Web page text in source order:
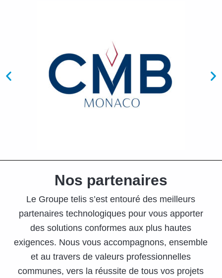
Nos partenaires
Le Groupe telis s’est entouré des meilleurs
partenaires technologiques pour vous apporter
des solutions conformes aux plus hautes
exigences. Nous vous accompagnons, ensemble
et au travers de valeurs professionnelles
communes, vers la réussite de tous vos projets